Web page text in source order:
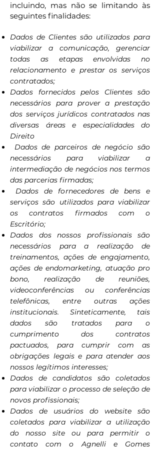
incluindo, mas não se limitando às
seguintes finalidades:
Dados de Clientes são utilizados para
viabilizar a comunicação, gerenciar
todas as etapas envolvidas no
relacionamento e prestar os serviços
contratados;
Dados fornecidos pelos Clientes são
necessários para prover a prestação
dos serviços jurídicos contratados nas
diversas áreas e especialidades do
Direito
Dados de parceiros de negócio são
necessários para viabilizar a
intermediação de negócios nos termos
das parcerias firmadas;
Dados de fornecedores de bens e
serviços são utilizados para viabilizar
os contratos firmados com o
Escritório;
Dados dos nossos profissionais são
necessários para a realização de
treinamentos, ações de engajamento,
ações de endomarketing, atuação pro
bono, realização de reuniões,
videoconferências ou conferências
telefônicas, entre outras ações
institucionais. Sinteticamente, tais
dados são tratados para o
cumprimento dos contratos
pactuados, para cumprir com as
obrigações legais e para atender aos
nossos legítimos interesses;
Dados de candidatos são coletados
para viabilizar o processo de seleção de
novos profissionais;
Dados de usuários do website são
coletados para viabilizar a utilização
do nosso site ou para permitir o
contato com o Agnelli e Gomes